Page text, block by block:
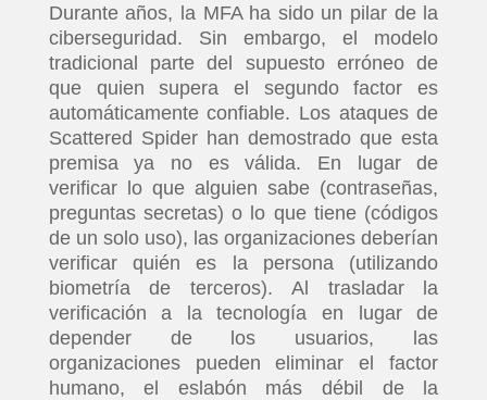
Durante años, la MFA ha sido un pilar de la
ciberseguridad. Sin embargo, el modelo
tradicional parte del supuesto erróneo de
que quien supera el segundo factor es
automáticamente confiable. Los ataques de
Scattered Spider han demostrado que esta
premisa ya no es válida. En lugar de
verificar lo que alguien sabe (contraseñas,
preguntas secretas) o lo que tiene (códigos
de un solo uso), las organizaciones deberían
verificar quién es la persona (utilizando
biometría de terceros). Al trasladar la
verificación a la tecnología en lugar de
depender de los usuarios, las
organizaciones pueden eliminar el factor
humano, el eslabón más débil de la